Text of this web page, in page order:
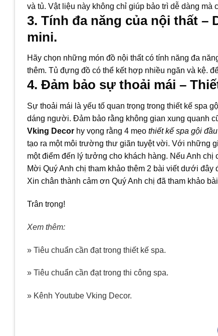
và tủ. Vật liệu này không chỉ giúp bảo trì dễ dàng
3. Tính đa năng của nội thất
mini.
Hãy chọn những món đồ nội thất có tính năng đa
thêm. Tủ đựng đồ có thể kết hợp nhiều ngăn và kệ.
4. Đảm bảo sự thoải mái –
Sự thoải mái là yếu tố quan trọng trong thiết kế spa
dáng người. Đảm bảo rằng không gian xung quanh
Vking Decor hy vọng rằng 4 mẹo thiết kế spa gội
tạo ra một môi trường thư giãn tuyệt vời. Với những
một điểm đến lý tưởng cho khách hàng. Nếu Anh
Mời Quý Anh chị tham khảo thêm 2 bài viết dưới
Xin chân thành cảm ơn Quý Anh chị đã tham khảo
Trân trọng!
Xem thêm:
» Tiêu chuẩn cần đạt trong thiết kế spa.
» Tiêu chuẩn cần đạt trong thi công spa.
» Kênh Youtube Vking Decor.